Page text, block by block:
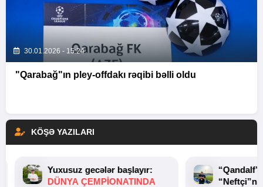
30.01.2026 - 15:24
"Qarabağ"ın pley-offdakı rəqibi bəlli oldu
KÖŞƏ YAZILARI
Yuxusuz gecələr başlayır:
DÜNYA ÇEMPIONATINDA